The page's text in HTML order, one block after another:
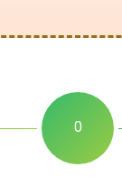
0